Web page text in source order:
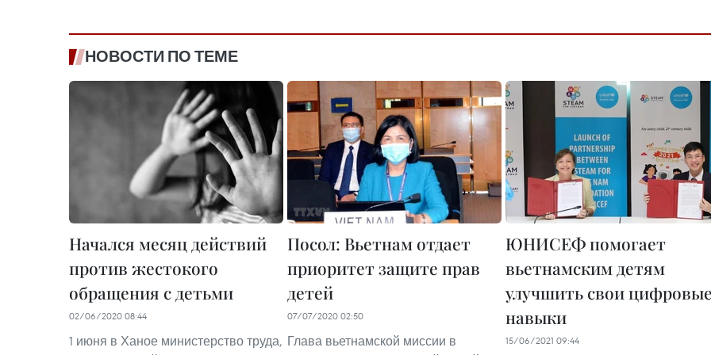
НОВОСТИ ПО ТЕМЕ
Начался месяц действий
против жестокого
обращения с детьми
02/06/2020 08:44
1 июня в Ханое министерство труда,
Посол: Вьетнам отдает
приоритет защите прав
детей
07/07/2020 02:50
Глава вьетнамской миссии в
ЮНИСЕФ помогает
вьетнамским детям
улучшить свои
навыки
15/06/2021 09:44